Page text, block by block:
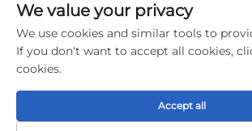
Folge Uns
Urheberrecht © 2024 by Xiamen
Co., Ltd. -
We value your privacy
We use cookies and similar tools to
If you don't want to accept all cookies,
cookies.
Accept all